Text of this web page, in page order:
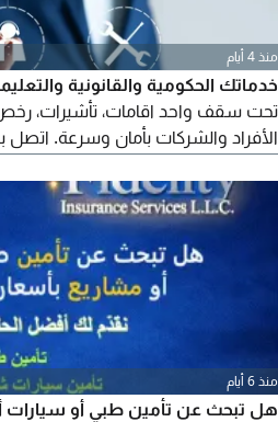
منذ 4 أيام
خدماتك الحكومية والقانونية
تحت سقف واحد اقامات، تأشيرات،
الأفراد والشركات بأمان وسرعة. اتصل
منذ 6 أيام
هل تبحث عن تأمين طبي أو سيارات